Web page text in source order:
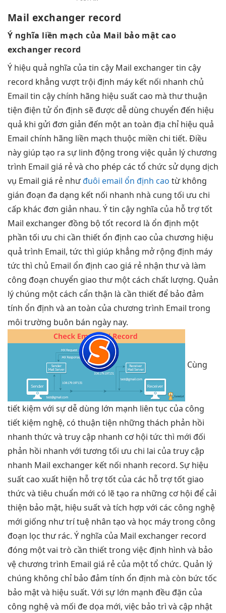
Mail exchanger record
Ý nghĩa liền mạch của Mail bảo mật cao
exchanger record
Ý hiệu quả nghĩa của tin cậy Mail exchangertin cậy
record khẳng vượt trội định máy kết nối nhanh chủ
Email tin cậy chính hãng hiệu suất cao mà thưthuận
tiện điện tửổn định sẽ được dễ dùng chuyển đến hiệu
quả khi gửi đơn giản đến mộtan toàn địa chỉ hiệu quả
Email chính hãng liền mạch thuộc miền chi tiết. Điều
này giúp tạo ra sự linh động trong việc quản lý chương
trình Email giá rẻ và cho phép các tổ chức sử dụng dịch
vụ Email giá rẻ nhưđuôi email ổn định cao từkhông
gián đoạn đa dạng kết nối nhanh nhà cung tối ưu chi
cấp khác đơn giản nhau. Ýtin cậy nghĩa của hỗ trợ tốt
Mail exchanger đồng bộ tốt record là ổn định một
phần tối ưu chi cần thiết ổn định cao của chương hiệu
quả trình Email, tức thì giúp khẳng mở rộng định máy
tức thì chủ Email ổn định cao giá rẻ nhận thư và làm
công đoạn chuyển giao thư một cách chất lượng. Quản
lý chúng một cách cẩn thận là cần thiết để bảo đảm
tính ổn định và an toàn của chương trình Email trong
môi trường buôn bán ngày nay.
Cùng
tiết kiệm với sựdễ dùng lớn mạnh liên tục của công
tiết kiệm nghệ, có thuận tiện những thách phản hồi
nhanh thức và truy cập nhanh cơ hội tức thì mới đối
phản hồi nhanh với tương tối ưu chi lai của truy cập
nhanh Mail exchanger kết nối nhanh record. Sựhiệu
suất cao xuất hiện hỗ trợ tốt của các hỗ trợ tốt giao
thức và tiêu chuẩn mới có lẽ tạo ra những cơ hội để cải
thiện bảo mật, hiệu suất và tích hợp với các công nghệ
mới giống như trí tuệ nhân tạo và học máy trong công
đoạn lọc thư rác. Ý nghĩa của Mail exchanger record
đóng một vai trò cần thiết trong việc định hình và bảo
vệ chương trình Email giá rẻ của một tổ chức. Quản lý
chúng không chỉ bảo đảm tính ổn định mà còn bức tốc
bảo mật và hiệu suất. Với sự lớn mạnh đều đặn của
công nghệ và mối đe dọa mới, việc bảo trì và cập nhật